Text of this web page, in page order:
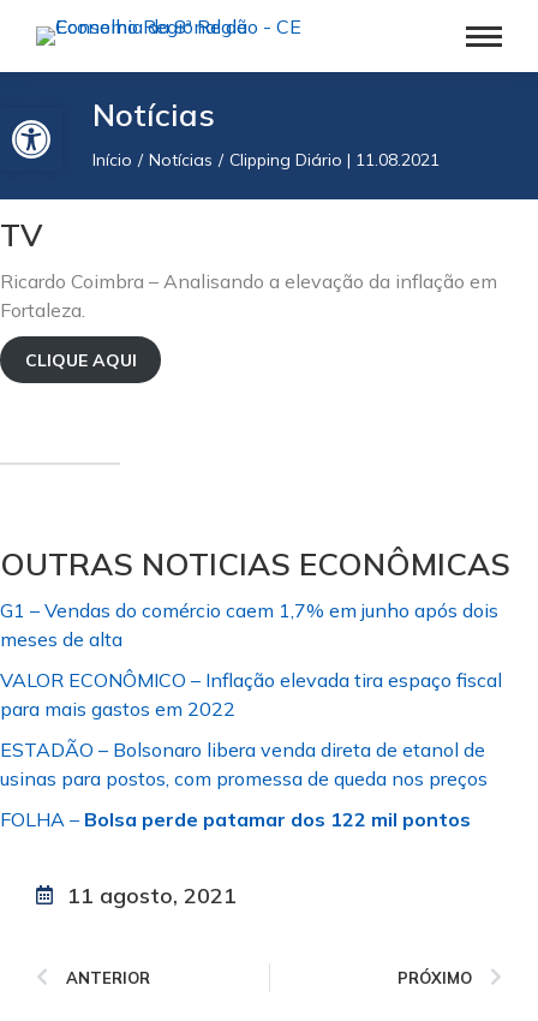
Barra de Ferramentas AbertaNotícias
Você está aqui:
Início Notícias Clipping Diário | 11.08.2021
TV
Ricardo Coimbra – Analisando a elevação da inflação em
Fortaleza.
CLIQUE AQUI
OUTRAS NOTICIAS ECONÔMICAS
G1 – Vendas do comércio caem 1,7% em junho após dois
meses de alta
VALOR ECONÔMICO – Inflação elevada tira espaço fiscal
para mais gastos em 2022
ESTADÃO – Bolsonaro libera venda direta de etanol de
usinas para postos, com promessa de queda nos preços
FOLHA – Bolsa perde patamar dos 122 mil pontos
11 agosto, 2021
ANTERIOR PRÓXIMO